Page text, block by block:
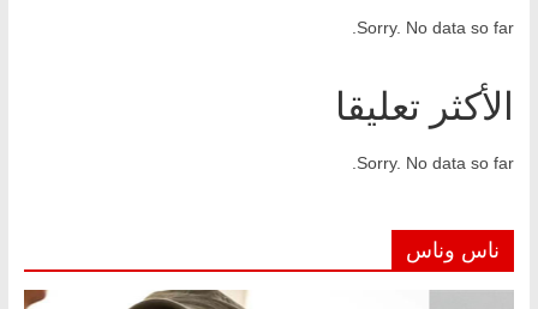
Sorry. No data so far.
الأكثر تعليقا
Sorry. No data so far.
ناس وناس